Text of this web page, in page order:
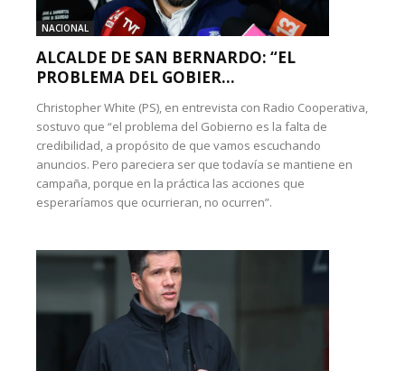
NACIONAL
ALCALDE DE SAN BERNARDO: “EL
PROBLEMA DEL GOBIER...
Christopher White (PS), en entrevista con Radio Cooperativa,
sostuvo que “el problema del Gobierno es la falta de
credibilidad, a propósito de que vamos escuchando
anuncios. Pero pareciera ser que todavía se mantiene en
campaña, porque en la práctica las acciones que
esperaríamos que ocurrieran, no ocurren”.